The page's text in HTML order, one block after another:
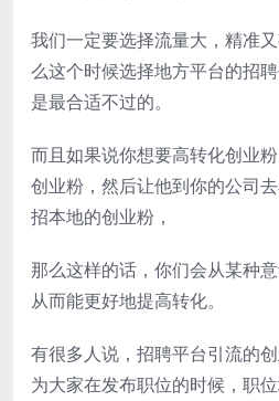
我们一定要选择流量大，精准
么这个时候选择地方平台的招
是最合适不过的。
而且如果说你想要高转化创业
创业粉，然后让他到你的公司
招本地的创业粉，
那么这样的话，你们会从某种
从而能更好地提高转化。
有很多人说，招聘平台引流的
为大家在发布职位的时候，职